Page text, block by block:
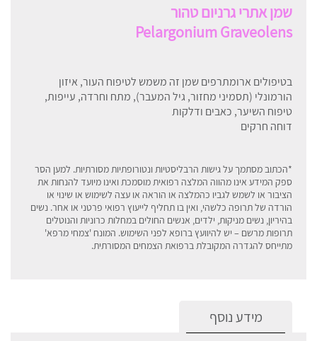
שמן אתרי גרניום טהור
Pelargonium Graveolens
בטיפולים ארומתרפים שמן זה משמש לטיפוח העור, איזון
הורמונלי (תסמיני מחזור, גיל המעבר), מתח וחרדה, עייפות,
טיפוח השיער, כאבים ודלקות
דוחה חרקים
*הכתוב מסתמך על גישות הרבליסטיות ונטורופתיות מסורתיות. למען הסר
ספק המידע אינו מהווה המלצה רפואית מוסמכת ואינו מיועד להנחות את
הציבור או לשמש לגביו כהמלצה או הוראה או עצה לשימוש או שינוי או
הורדה של תרופה כלשהי, ואין בו תחליף לייעוץ רפואי פרטני או אחר. נשים
בהיריון, נשים מניקות, ילדים, אנשים החולים במחלות כרוניות והנוטלים
תרופות מרשם – יש להיוועץ ברופא לפני השימוש. המונח 'צמחי מרפא'
מתייחס להגדרה המקובלת ברפואת הצמחים המסורתית.
מידע נוסף